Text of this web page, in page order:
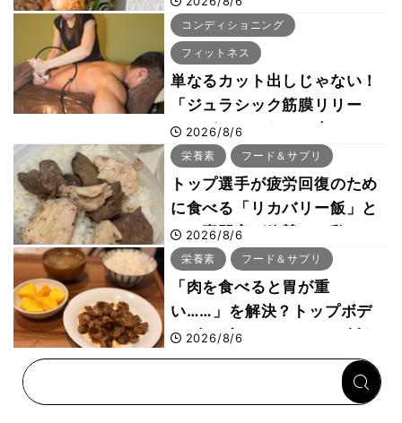
ボコンディショニング
フィットネス
単なるカット出しじゃない！
「ジュラシック筋膜リリー
ス」が口コミだけで大ヒット
した納得の理由 木澤大祐が
解説
2026/8/6
栄養素 フード＆サプリ
トップ選手が疲労回復のため
に食べる「リカバリー飯」と
は？専門家が絶賛した鶏レバ
ー活用法
2026/8/6
栄養素 フード＆サプリ
「肉を食べると胃が重
い……」を解決？トップボデ
ィビルダーのリカバリー飯を
専門家がロジカル解説
2026/8/6